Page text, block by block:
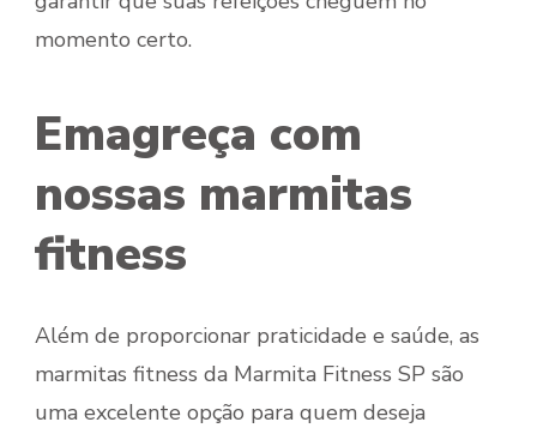
momento certo.
Emagreça com
nossas marmitas
fitness
Além de proporcionar praticidade e saúde, as
marmitas fitness da Marmita Fitness SP são
uma excelente opção para quem deseja